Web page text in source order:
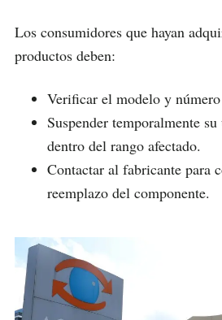
Los consumidores que hayan
productos deben:
Verificar el modelo y
Suspender temporalmente
dentro del rango afectado.
Contactar al fabricante para
reemplazo del componente.